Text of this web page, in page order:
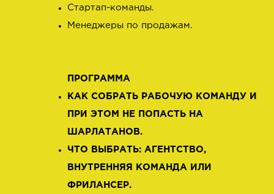
Стартап-команды.
Менеджеры по продажам.
ПРОГРАММА
КАК СОБРАТЬ РАБОЧУЮ КОМАНДУ И
ПРИ ЭТОМ НЕ ПОПАСТЬ НА
ШАРЛАТАНОВ.
ЧТО ВЫБРАТЬ: АГЕНТСТВО,
ВНУТРЕННЯЯ КОМАНДА ИЛИ
ФРИЛАНСЕР.